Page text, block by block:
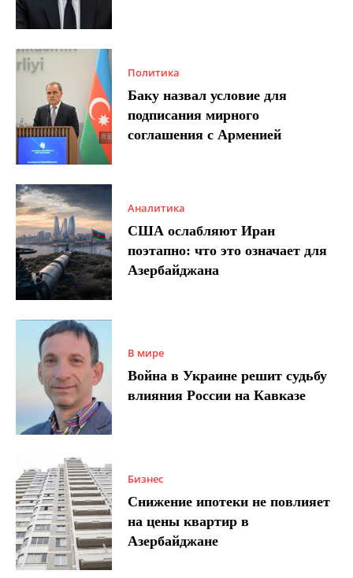
Политика
Баку назвал условие для
подписания мирного
соглашения с Арменией
Аналитика
США ослабляют Иран
поэтапно: что это означает для
Азербайджана
В мире
Война в Украине решит судьбу
влияния России на Кавказе
Бизнес
Снижение ипотеки не повлияет
на цены квартир в
Азербайджане